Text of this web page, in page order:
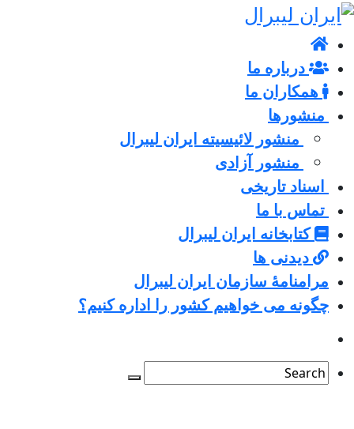
درباره ما
همکاران ما
منشورها
منشور لائیسیته ایران لیبرال
منشور آزادی
اسناد تاریخی
تماس با ما
کتابخانه ایران لیبرال
دیدنی ها
مرامنامۀ سازمان ایران لیبرال
چگونه می خواهیم کشور را اداره کنیم؟